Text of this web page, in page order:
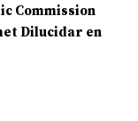
Commission
Dilucidar en